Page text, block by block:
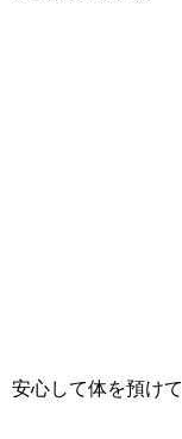
安心して体を預けて